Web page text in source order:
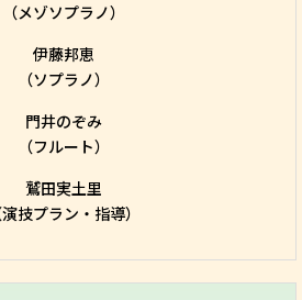
（メゾソプラノ）
伊藤邦恵
（ソプラノ）
門井のぞみ
（フルート）
鷲田実土里
演技プラン・指導）